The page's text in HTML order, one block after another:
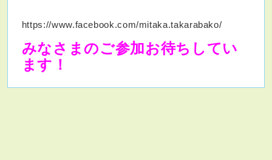
https://www.facebook.com/mitaka.takarabako/
みなさまのご参加お待ちしてい
ます！